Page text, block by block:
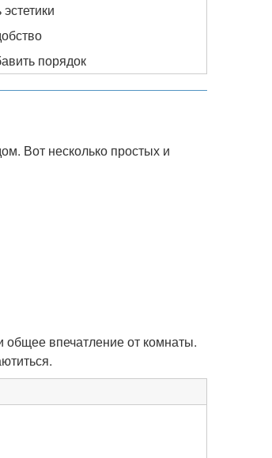
порядок
Вот несколько простых и
впечатление от комнаты.